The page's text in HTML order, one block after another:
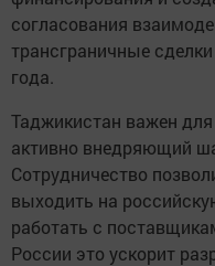
согласования
трансграничные
года.
Таджикистан важен
активно внедряющий
Сотрудничество
выходить на
работать с
России это ускорит